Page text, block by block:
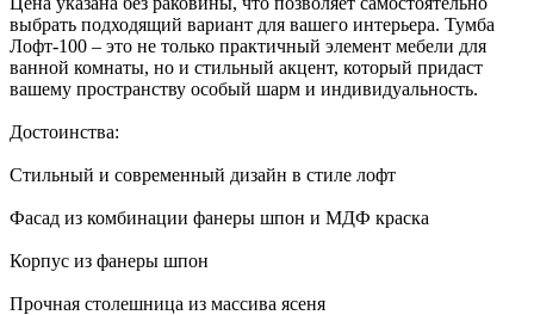
выбрать подходящий вариант для вашего интерьера. Тумба
Лофт-100 – это не только практичный элемент мебели для
ванной комнаты, но и стильный акцент, который придаст
вашему пространству особый шарм и индивидуальность.
Достоинства:
Стильный и современный дизайн в стиле лофт
Фасад из комбинации фанеры шпон и МДФ краска
Корпус из фанеры шпон
Прочная столешница из массива ясеня